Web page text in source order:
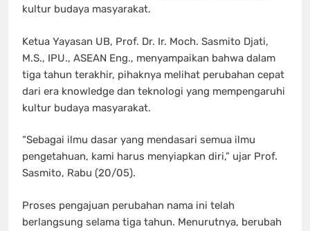
kultur budaya masyarakat.
Ketua Yayasan UB, Prof. Dr. Ir. Moch. Sasmito Djati,
M.S., IPU., ASEAN Eng., menyampaikan bahwa dalam
tiga tahun terakhir, pihaknya melihat perubahan cepat
dari era knowledge dan teknologi yang mempengaruhi
kultur budaya masyarakat.
“Sebagai ilmu dasar yang mendasari semua ilmu
pengetahuan, kami harus menyiapkan diri,” ujar Prof.
Sasmito, Rabu (20/05).
Proses pengajuan perubahan nama ini telah
berlangsung selama tiga tahun. Menurutnya, berubah